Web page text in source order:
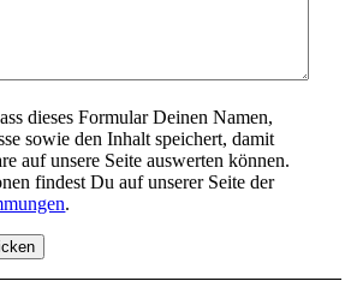
dieses Formular Deinen Namen,
sowie den Inhalt speichert, damit
auf unsere Seite auswerten können.
findest Du auf unserer Seite der
.